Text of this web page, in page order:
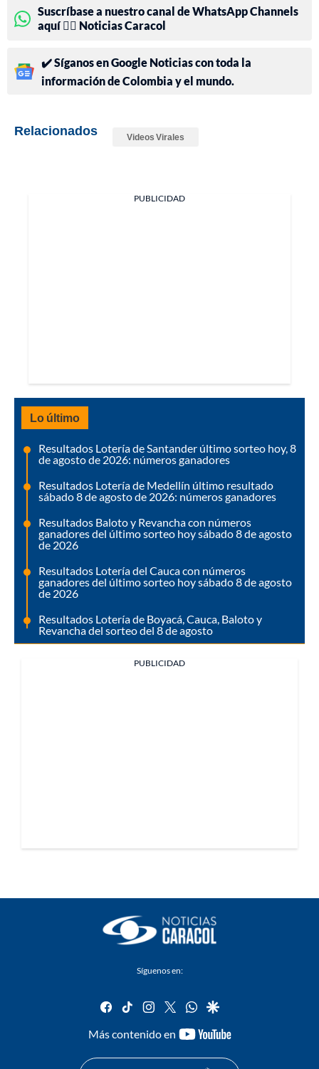
Suscríbase a nuestro canal de WhatsApp Channels
aquí 👉🏻 Noticias Caracol
✔️ Síganos en Google Noticias con toda la
información de Colombia y el mundo.
Relacionados Videos Virales
PUBLICIDAD
Lo último
Resultados Lotería de Santander último sorteo hoy, 8
de agosto de 2026: números ganadores
Resultados Lotería de Medellín último resultado
sábado 8 de agosto de 2026: números ganadores
Resultados Baloto y Revancha con números
ganadores del último sorteo hoy sábado 8 de agosto
de 2026
Resultados Lotería del Cauca con números
ganadores del último sorteo hoy sábado 8 de agosto
de 2026
Resultados Lotería de Boyacá, Cauca, Baloto y
Revancha del sorteo del 8 de agosto
PUBLICIDAD
Síguenos en:
facebook
tiktok instagram
twitterwhatsapp
google
Más contenido en
youtube-